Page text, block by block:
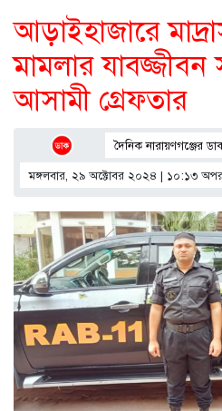
আড়াইহাজারে
মামলার যাবজ্জীবন
আসামী গ্রেফতার
দৈনিক নারায়ণগঞ্জের
মঙ্গলবার, ২৯ অক্টোবর ২০২৪ | ১০:১৩